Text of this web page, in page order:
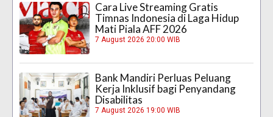
Cara Live Streaming Gratis
Timnas Indonesia di Laga Hidup
Mati Piala AFF 2026
7 August 2026 20:00 WIB
Bank Mandiri Perluas Peluang
Kerja Inklusif bagi Penyandang
Disabilitas
7 August 2026 19:00 WIB